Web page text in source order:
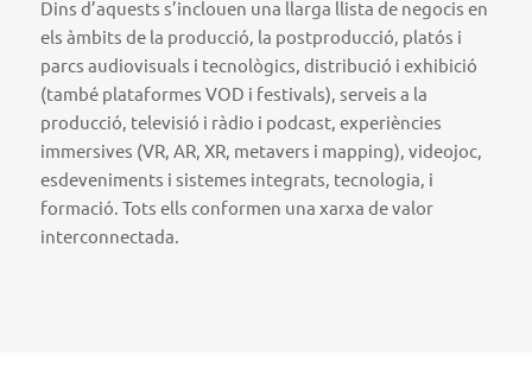
Dins d’aquests s’inclouen una llarga llista de negocis en
els àmbits de la producció, la postproducció, platós i
parcs audiovisuals i tecnològics, distribució i exhibició
(també plataformes VOD i festivals), serveis a la
producció, televisió i ràdio i podcast, experiències
immersives (VR, AR, XR, metavers i mapping), videojoc,
esdeveniments i sistemes integrats, tecnologia, i
formació. Tots ells conformen una xarxa de valor
interconnectada.